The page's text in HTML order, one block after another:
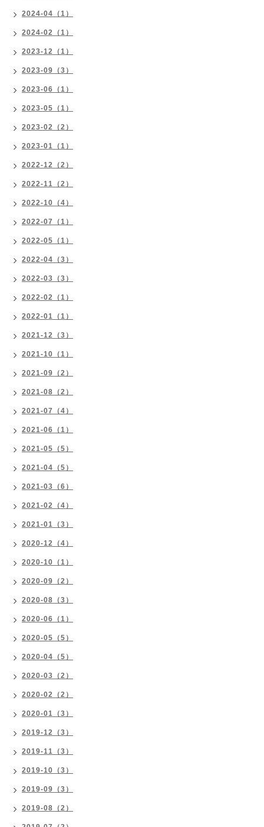
2024-04（1）
2024-02（1）
2023-12（1）
2023-09（3）
2023-06（1）
2023-05（1）
2023-02（2）
2023-01（1）
2022-12（2）
2022-11（2）
2022-10（4）
2022-07（1）
2022-05（1）
2022-04（3）
2022-03（3）
2022-02（1）
2022-01（1）
2021-12（3）
2021-10（1）
2021-09（2）
2021-08（2）
2021-07（4）
2021-06（1）
2021-05（5）
2021-04（5）
2021-03（6）
2021-02（4）
2021-01（3）
2020-12（4）
2020-10（1）
2020-09（2）
2020-08（3）
2020-06（1）
2020-05（5）
2020-04（5）
2020-03（2）
2020-02（2）
2020-01（3）
2019-12（3）
2019-11（3）
2019-10（3）
2019-09（3）
2019-08（2）